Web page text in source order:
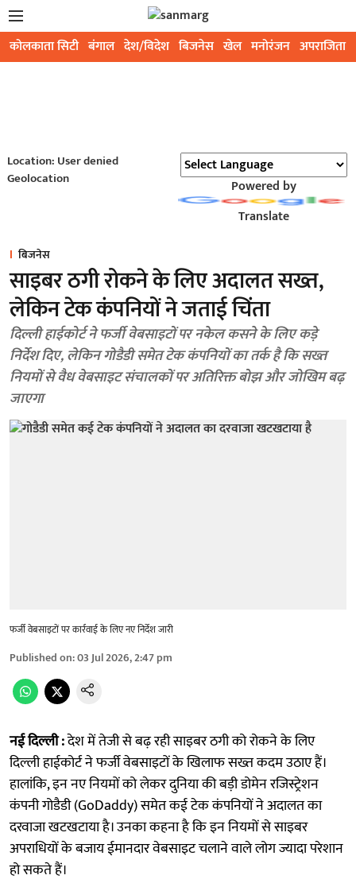
कोलकाता सिटी बंगाल देश/विदेश बिजनेस खेल मनोरंजन अपराजिता
Location: User denied
Geolocation
Powered by
Translate
बिजनेस
साइबर ठगी रोकने के लिए अदालत सख्त,
लेकिन टेक कंपनियों ने जताई चिंता
दिल्ली हाईकोर्ट ने फर्जी वेबसाइटों पर नकेल कसने के लिए कड़े
निर्देश दिए, लेकिन गोडैडी समेत टेक कंपनियों का तर्क है कि सख्त
नियमों से वैध वेबसाइट संचालकों पर अतिरिक्त बोझ और जोखिम बढ़
जाएगा
फर्जी वेबसाइटों पर कार्रवाई के लिए नए निर्देश जारी
Published on:03 Jul 2026, 2:47 pm
नई दिल्ली :देश में तेजी से बढ़ रही साइबर ठगी को रोकने के लिए
दिल्ली हाईकोर्ट ने फर्जी वेबसाइटों के खिलाफ सख्त कदम उठाए हैं।
हालांकि, इन नए नियमों को लेकर दुनिया की बड़ी डोमेन रजिस्ट्रेशन
कंपनी गोडैडी (GoDaddy) समेत कई टेक कंपनियों ने अदालत का
दरवाजा खटखटाया है। उनका कहना है कि इन नियमों से साइबर
अपराधियों के बजाय ईमानदार वेबसाइट चलाने वाले लोग ज्यादा परेशान
हो सकते हैं।